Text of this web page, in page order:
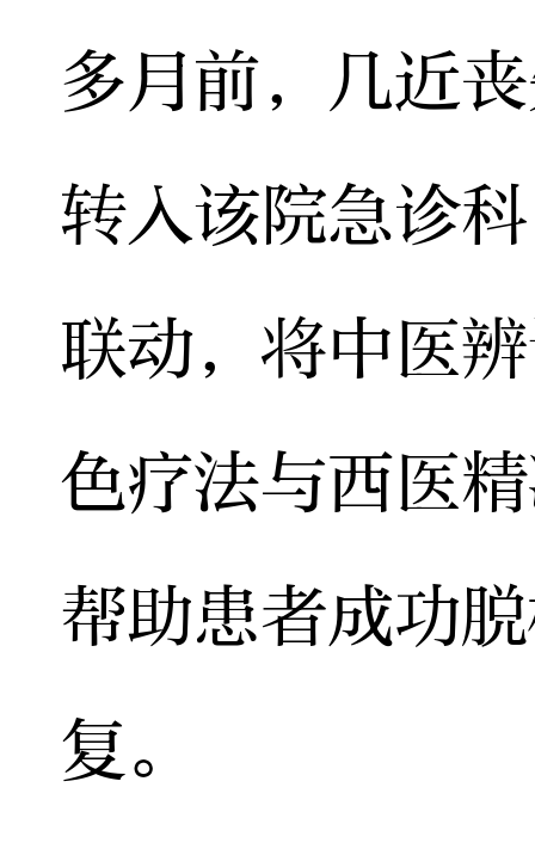
多月前，几近
转入该院急诊
联动，将中医
色疗法与西医
帮助患者成功
复。